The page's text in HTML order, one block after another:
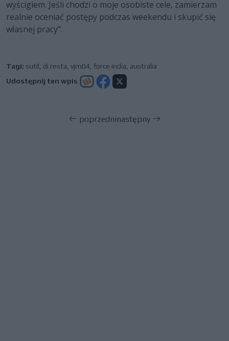
wyścigiem. Jeśli chodzi o moje osobiste cele, zamierzam
realnie oceniać postępy podczas weekendu i skupić się
własnej pracy”.
Tagi: sutil, di resta, vjm04, force india, australia
Udostępnij ten wpis
poprzedninastępny